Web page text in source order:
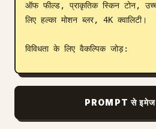
ऑफ फील्ड, प्राकृतिक स्किन टोन,
लिए हल्का मोशन ब्लर, 4K क्वालिटी।
विविधता के लिए वैकल्पिक जोड़:
हल्का झुका हुआ कोण
ग्लास डिस्प्ले पर रिफ्लेक्शन
कैशियर का रसीद या छुट्टे पैसे देते
PROMPT से इमेज